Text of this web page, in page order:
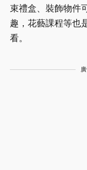
束禮盒、裝飾物件
趣，花藝課程等也
看。